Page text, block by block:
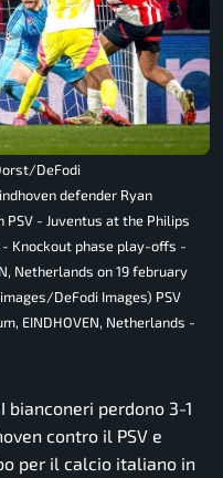
DeFodi
defender Ryan
- Juventus at the Philips
- Knockout phase play-offs -
Netherlands on 19 february
DeFodi Images) PSV
EINDHOVEN, Netherlands -
I bianconeri perdono 3-1
contro il PSV e
per il calcio italiano in